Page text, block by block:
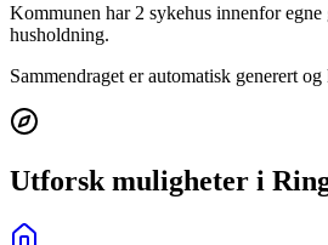
Kommunen har 2 sykehus innenfor
husholdning.
Sammendraget er automatisk generert
Utforsk muligheter i